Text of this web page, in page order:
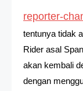
reporter-
tentunya tidak
Rider asal
akan kembali
dengan